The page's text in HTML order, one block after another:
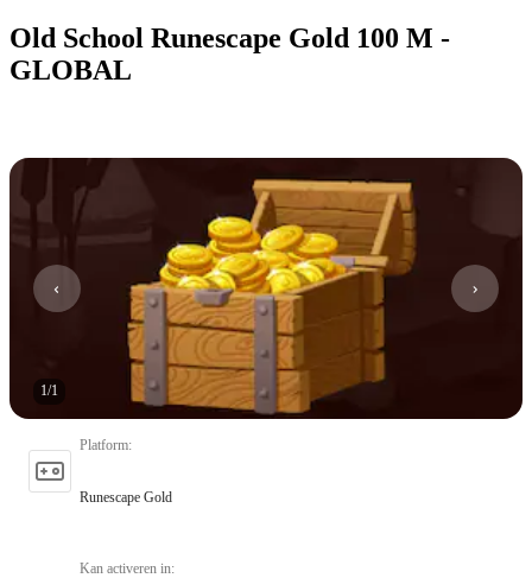
Old School Runescape Gold 100 M -
GLOBAL
1/1
Platform:
Runescape Gold
Kan activeren in: